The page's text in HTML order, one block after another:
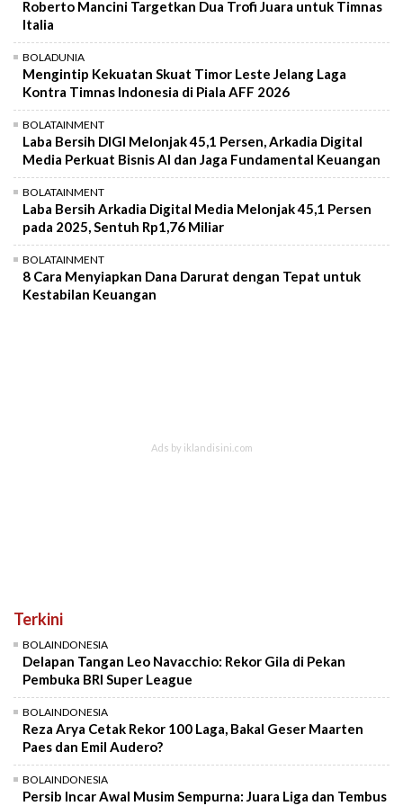
Roberto Mancini Targetkan Dua Trofi Juara untuk Timnas
Italia
BOLADUNIA
Mengintip Kekuatan Skuat Timor Leste Jelang Laga
Kontra Timnas Indonesia di Piala AFF 2026
BOLATAINMENT
Laba Bersih DIGI Melonjak 45,1 Persen, Arkadia Digital
Media Perkuat Bisnis AI dan Jaga Fundamental Keuangan
BOLATAINMENT
Laba Bersih Arkadia Digital Media Melonjak 45,1 Persen
pada 2025, Sentuh Rp1,76 Miliar
BOLATAINMENT
8 Cara Menyiapkan Dana Darurat dengan Tepat untuk
Kestabilan Keuangan
Terkini
BOLAINDONESIA
Delapan Tangan Leo Navacchio: Rekor Gila di Pekan
Pembuka BRI Super League
BOLAINDONESIA
Reza Arya Cetak Rekor 100 Laga, Bakal Geser Maarten
Paes dan Emil Audero?
BOLAINDONESIA
Persib Incar Awal Musim Sempurna: Juara Liga dan Tembus